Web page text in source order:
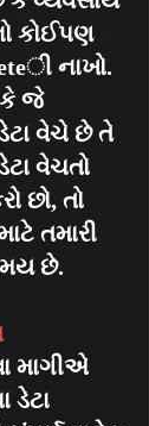
કોઈપણ
નાખો.
કે જે
વેચે છે તે
વેચતો
છો, તો
તમારી
છે.
માગીએ
ડેટા